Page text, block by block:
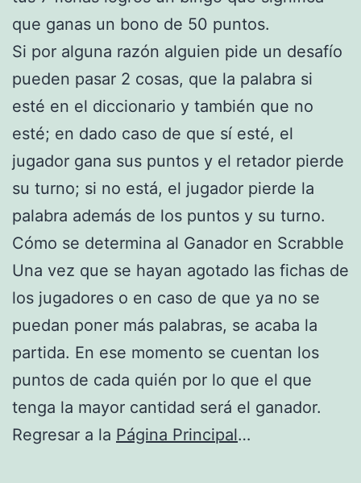
que ganas un bono de 50 puntos.
Si por alguna razón alguien pide un desafío
pueden pasar 2 cosas, que la palabra si
esté en el diccionario y también que no
esté; en dado caso de que sí esté, el
jugador gana sus puntos y el retador pierde
su turno; si no está, el jugador pierde la
palabra además de los puntos y su turno.
Cómo se determina al Ganador en Scrabble
Una vez que se hayan agotado las fichas de
los jugadores o en caso de que ya no se
puedan poner más palabras, se acaba la
partida. En ese momento se cuentan los
puntos de cada quién por lo que el que
tenga la mayor cantidad será el ganador.
Regresar a la Página Principal…